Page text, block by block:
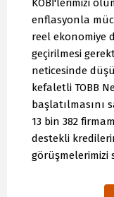
enflasyonla
reel ekonomiye
geçirilmesi
neticesinde
kefaletli TOBB
başlatılmasını
13 bin 382
destekli
görüşmelerimizi